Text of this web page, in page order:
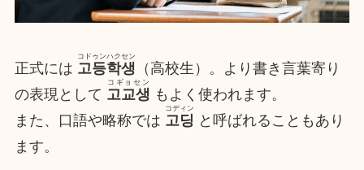
正式には 고등학생
コドゥンハクセン
（高校生）。より書き言葉寄り
の表現として 고교생
コギョセン
もよく使われます。
また、口語や略称では 고딩
コディン
と呼ばれることもあり
ます。